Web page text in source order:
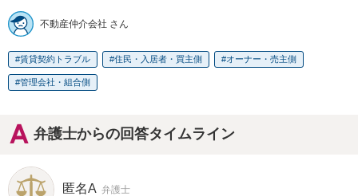
不動産仲介会社 さん
賃貸契約トラブル 住民・入居者・買主側 オーナー・売主側
管理会社・組合側
弁護士からの回答タイムライン
匿名A 弁護士